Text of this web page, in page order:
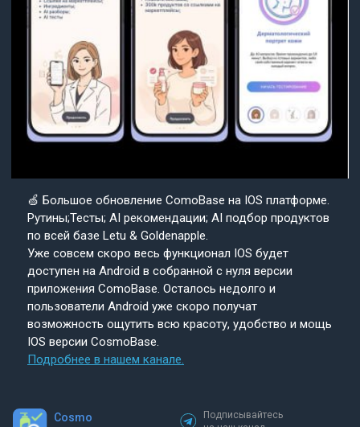
🍏 Большое обновление ComoBase на IOS платформе.
Рутины;Тесты; AI рекомендации; AI подбор продуктов
по всей базе Letu & Goldenapple.
Уже совсем скоро весь функционал IOS будет
доступен на Android в собранной с нуля версии
приложения ComoBase. Осталось недолго и
пользователи Android уже скоро получат
возможность ощутить всю красоту, удобство и мощь
IOS версии CosmoBase.
Подробнее в нашем канале.
Cosmo
Подписывайтесь